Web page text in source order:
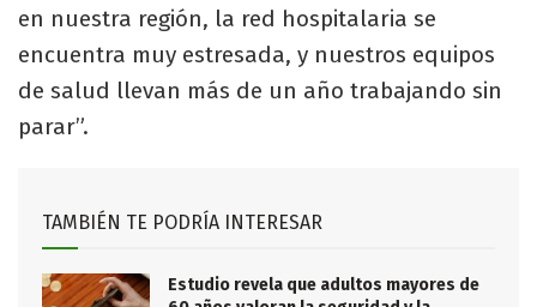
en nuestra región, la red hospitalaria se
encuentra muy estresada, y nuestros equipos
de salud llevan más de un año trabajando sin
parar”.
TAMBIÉN TE PODRÍA INTERESAR
Estudio revela que adultos mayores de